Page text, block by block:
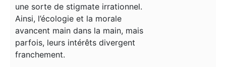
une sorte de stigmate irrationnel.
Ainsi, l’écologie et la morale
avancent main dans la main, mais
parfois, leurs intérêts divergent
franchement.